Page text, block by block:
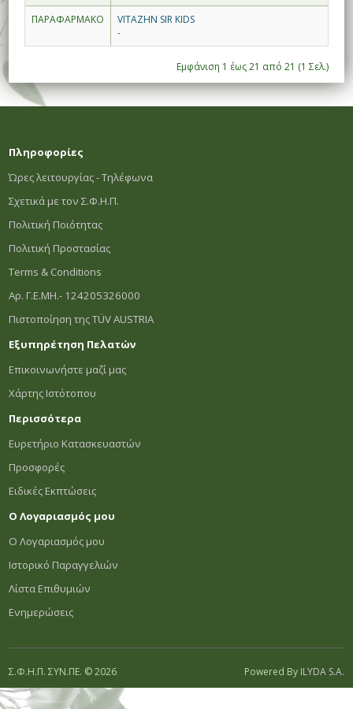
ΠΑΡΑΦΑΡΜΑΚΟ
VITAZHN SIR KIDS
-
Εμφάνιση 1 έως 21 από 21 (1 Σελ.)
Πληροφορίες
Ώρες λειτουργίας - Τηλέφωνα
Σχετικά με τον Σ.Φ.Η.Π.
Πολιτική Ποιότητας
Πολιτική Προστασίας
Terms & Conditions
Αρ. Γ.Ε.ΜΗ.- 124205326000
Πιστοποίηση της TÜV AUSTRIA
Εξυπηρέτηση Πελατών
Επικοινωνήστε μαζί μας
Χάρτης Ιστότοπου
Περισσότερα
Ευρετήριο Κατασκευαστών
Προσφορές
Ειδικές Εκπτώσεις
Ο Λογαριασμός μου
Ο Λογαριασμός μου
Ιστορικό Παραγγελιών
Λίστα Επιθυμιών
Ενημερώσεις
Powered By ILYDA S.A.
Σ.Φ.Η.Π. ΣΥΝ.ΠΕ. © 2026